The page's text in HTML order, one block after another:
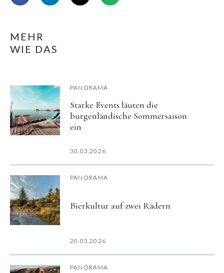
MEHR
WIE DAS
PANORAMA
Starke Events läuten die
burgenländische Sommersaison
ein
30.03.2026
PANORAMA
Bierkultur auf zwei Rädern
20.03.2026
PANORAMA